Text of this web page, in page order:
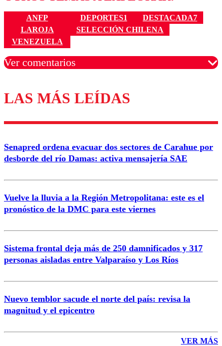
ANFP DEPORTES1
DESTACADA7
LAROJA
SELECCIÓN CHILENA
VENEZUELA
Ver comentarios
Los comentarios son moderados para garantizar un
diálogo respetuoso.
Nombre
Correo
Enviar comentario
LAS MÁS LEÍDAS
Senapred ordena evacuar dos sectores de Carahue por
desborde del río Damas: activa mensajería SAE
Vuelve la lluvia a la Región Metropolitana: este es el
pronóstico de la DMC para este viernes
Sistema frontal deja más de 250 damnificados y 317
personas aisladas entre Valparaíso y Los Ríos
Nuevo temblor sacude el norte del país: revisa la
magnitud y el epicentro
VER MÁS